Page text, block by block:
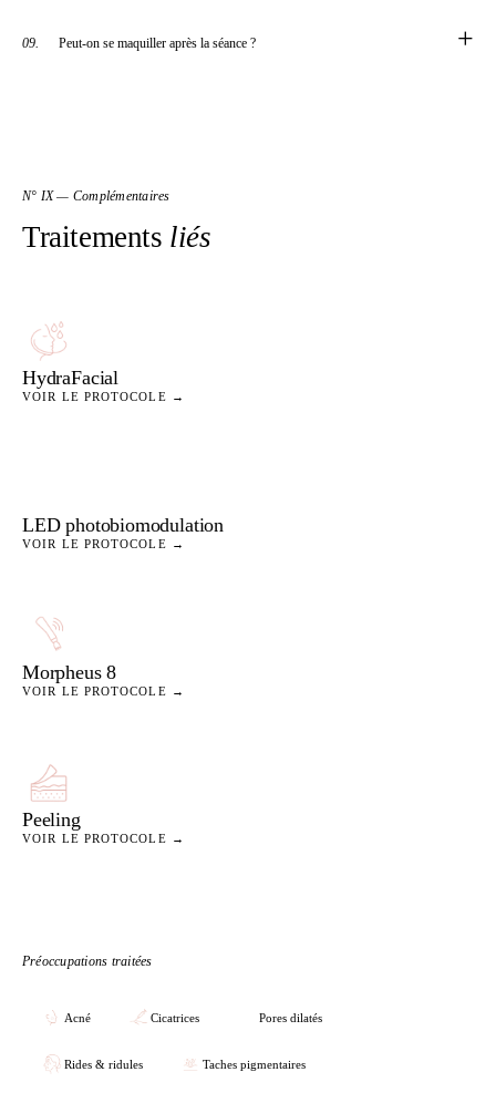
09. Peut-on se maquiller après la séance ? +
N° IX — Complémentaires
Traitements liés
HydraFacial
VOIR LE PROTOCOLE →
LED photobiomodulation
VOIR LE PROTOCOLE →
Morpheus 8
VOIR LE PROTOCOLE →
Peeling
VOIR LE PROTOCOLE →
Préoccupations traitées
Acné Cicatrices Pores dilatés
Rides & ridules Taches pigmentaires